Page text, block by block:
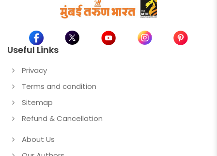
Useful Links
Privacy
Terms and condition
Sitemap
Refund & Cancellation
About Us